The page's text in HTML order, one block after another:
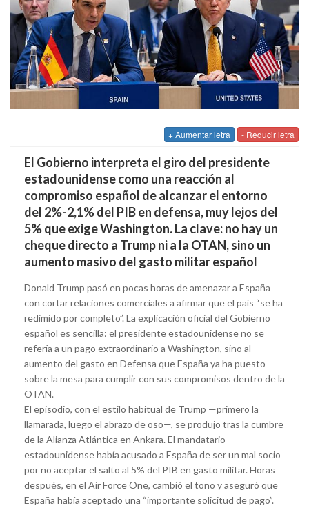
+ Aumentar letra - Reducir letra
El Gobierno interpreta el giro del presidente
estadounidense como una reacción al
compromiso español de alcanzar el entorno
del 2%-2,1% del PIB en defensa, muy lejos del
5% que exige Washington. La clave: no hay un
cheque directo a Trump ni a la OTAN, sino un
aumento masivo del gasto militar español
Donald Trump pasó en pocas horas de amenazar a España
con cortar relaciones comerciales a afirmar que el país “se ha
redimido por completo”. La explicación oficial del Gobierno
español es sencilla: el presidente estadounidense no se
refería a un pago extraordinario a Washington, sino al
aumento del gasto en Defensa que España ya ha puesto
sobre la mesa para cumplir con sus compromisos dentro de la
OTAN.
El episodio, con el estilo habitual de Trump —primero la
llamarada, luego el abrazo de oso—, se produjo tras la cumbre
de la Alianza Atlántica en Ankara. El mandatario
estadounidense había acusado a España de ser un mal socio
por no aceptar el salto al 5% del PIB en gasto militar. Horas
después, en el Air Force One, cambió el tono y aseguró que
España había aceptado una “importante solicitud de pago”.